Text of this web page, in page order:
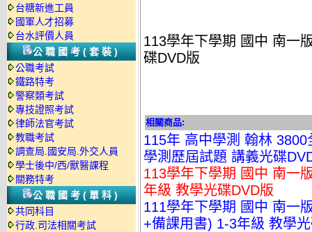
台糖新進工員
國軍人才招募
台水評價人員
公職國考(套裝)
公職考試
鐵路特考
警察類考試
專技證照考試
律師法官考試
教職考試
調查局.國安局.外交人員
學士後中/西/獸醫課程
關務特考
公職國考(單科)
共同科目
行政.司法相關考試
113學年下學期 國中 南一
碟DVD版
相關商品:
115年 高中學測 翰林
學測歷屆試題 講義光碟
113學年下學期 國中 南一
年級 教學光碟DVD版
111學年下學期 國中 南一
+備課用書) 1-3年級 教學